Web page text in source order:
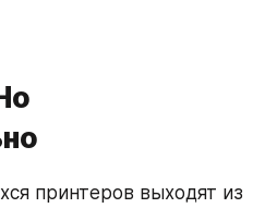
принтеров выходят из